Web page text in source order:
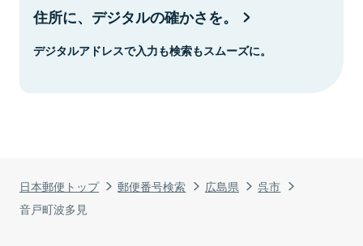
日本郵便トップ 郵便番号検索 広島県
呉市
音戸町波多見
住所に、デジタルの確かさを。
デジタルアドレスで入力も検索もスムーズに。